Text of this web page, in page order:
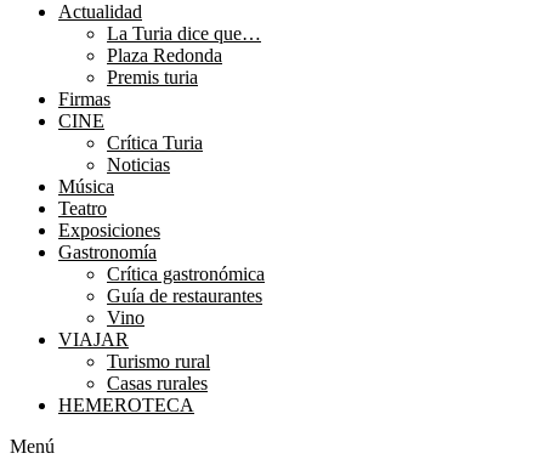
Actualidad
La Turia dice que…
Plaza Redonda
Premis turia
Firmas
CINE
Crítica Turia
Noticias
Música
Teatro
Exposiciones
Gastronomía
Crítica gastronómica
Guía de restaurantes
Vino
VIAJAR
Turismo rural
Casas rurales
HEMEROTECA
Menú